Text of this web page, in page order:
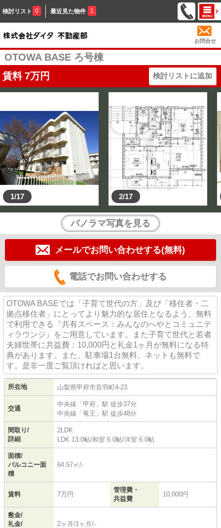
検討リスト 0 最近見た物件 1
お問合せ
OTOWA BASE ろ号棟
賃料 7万円 検討リストに追加
1/17 2/17
パノラマ写真を見る
メールでお問い合わせする(無料)
電話でお問い合わせする
OTOWA BASEでは「子育て世代の方」及び「移住者・二
拠点移住者」にとってより魅力的な居住となるよう、無料
で利用できる『共有スペース：みんなのへやとコミュニテ
ィラウンジ』をご用意しています。また子育て世代と若者
夫婦世帯に共益費：10,000円と礼金1ヶ月が無料になる特
典があります。また、駐車場1台無料、ネットも無料で
す。是非一度ご覧頂ければと思います。
所在地 山梨県甲府市音羽町4-23
交通
中央線 「 甲府 」駅 徒歩37分
中央線 「 竜王 」駅 徒歩48分
間取り/
詳細
2LDK
LDK 13.0帖/和室 6.0帖/洋室 6.0帖
面積/
バルコニー面
積
64.57㎡/-
賃料 7万円
管理費・
共益費
10,000円
敷金/
礼金/
2ヶ月/1ヶ月/-